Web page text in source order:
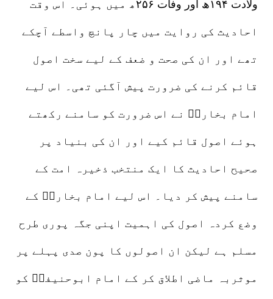
ولادت ۱۹۴ھ اور وفات ۲۵۶ھ میں ہوئی۔ اس وقت
احادیث کی روایت میں چار پانچ واسطے آچکے
تھے اور ان کی صحت و ضعف کے لیے سخت اصول
قائم کرنے کی ضرورت پیش آگئی تھی۔ اس لیے
امام بخاریؒ نے اس ضرورت کو سامنے رکھتے
ہوئے اصول قائم کیے اور ان کی بنیاد پر
صحیح احادیث کا ایک منتخب ذخیرہ امت کے
سامنے پیش کر دیا۔ اس لیے امام بخاریؒ کے
وضع کردہ اصول کی اہمیت اپنی جگہ پوری طرح
مسلم ہے لیکن ان اصولوں کا پون صدی پہلے پر
موثربہ ماضی اطلاق کر کے امام ابوحنیفہؒ کو